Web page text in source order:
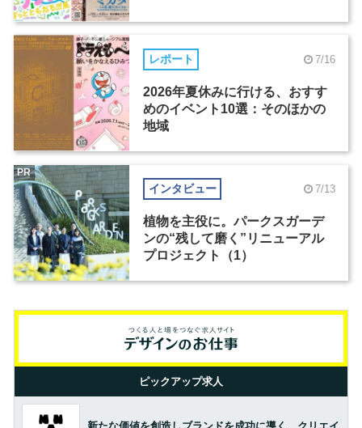
レポート 7/16
2026年夏休みに行ける、おすす
めのイベント10選：そのほかの
地域
インタビュー 7/13
植物を主役に。パークスガーデ
ンの“残して磨く”リニューアル
プロジェクト（1）
PR
ピックアップ求人